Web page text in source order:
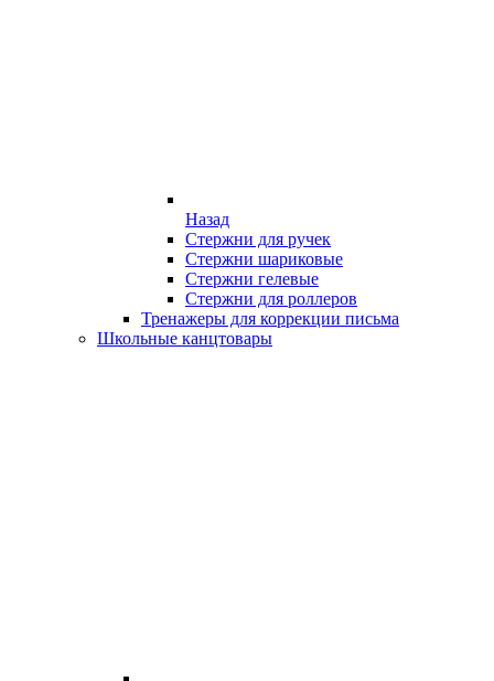
Назад
Стержни для ручек
Стержни шариковые
Стержни гелевые
Стержни для роллеров
Тренажеры для коррекции письма
Школьные канцтовары